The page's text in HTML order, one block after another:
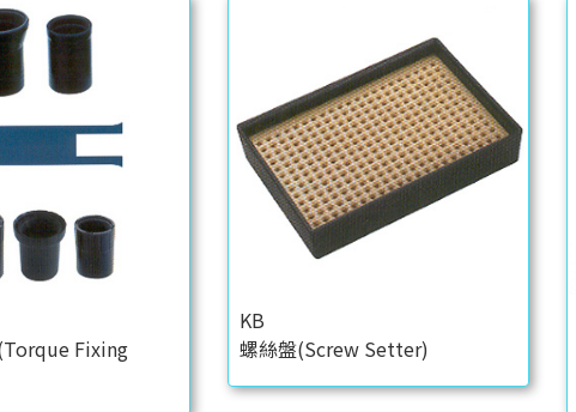
Fixing
KB
螺絲盤(Screw Setter)